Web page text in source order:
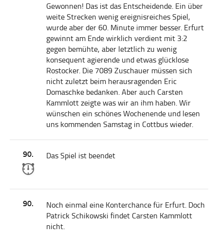
Gewonnen! Das ist das Entscheidende. Ein über
weite Strecken wenig ereignisreiches Spiel,
wurde aber der 60. Minute immer besser. Erfurt
gewinnt am Ende wirklich verdient mit 3:2
gegen bemühte, aber letztlich zu wenig
konsequent agierende und etwas glücklose
Rostocker. Die 7089 Zuschauer müssen sich
nicht zuletzt beim herausragenden Eric
Domaschke bedanken. Aber auch Carsten
Kammlott zeigte was wir an ihm haben. Wir
wünschen ein schönes Wochenende und lesen
uns kommenden Samstag in Cottbus wieder.
90. Das Spiel ist beendet
90.
Noch einmal eine Konterchance für Erfurt. Doch
Patrick Schikowski findet Carsten Kammlott
nicht.